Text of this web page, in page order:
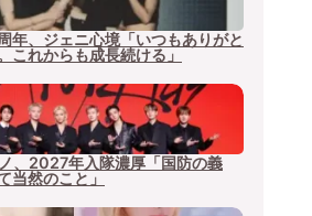
年、ジェニ心境「いつもありがと
これからも成長続ける」
、2027年入隊濃厚「国防の義
当然のこと」